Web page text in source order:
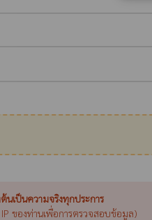
นเป็นความจริงทุกประการ
ของท่านเพื่อการตรวจสอบข้อมูล)